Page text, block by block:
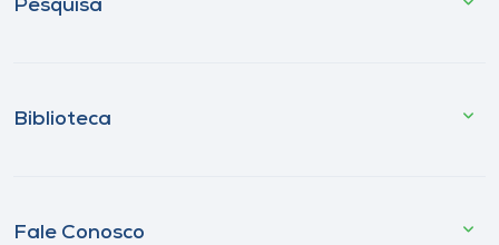
Pesquisa
Biblioteca
Fale Conosco